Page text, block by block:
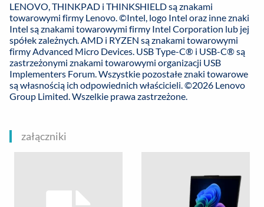
LENOVO, THINKPAD i THINKSHIELD są znakami
towarowymi firmy Lenovo. ©Intel, logo Intel oraz inne znaki
Intel są znakami towarowymi firmy Intel Corporation lub jej
spółek zależnych. AMD i RYZEN są znakami towarowymi
firmy Advanced Micro Devices. USB Type-C® i USB-C® są
zastrzeżonymi znakami towarowymi organizacji USB
Implementers Forum. Wszystkie pozostałe znaki towarowe
są własnością ich odpowiednich właścicieli. ©2026 Lenovo
Group Limited. Wszelkie prawa zastrzeżone.
załączniki